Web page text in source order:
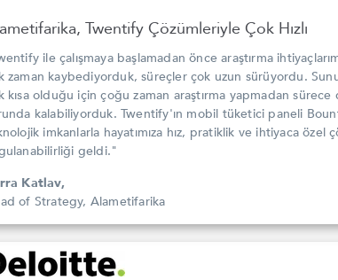
Twentify Çözümleriyle Çok Hızlı
ile çalışmaya başlamadan önce araştırma
zaman kaybediyorduk, süreçler çok uzun sürüyordu.
kısa olduğu için çoğu zaman araştırma yapmadan
kalabiliyorduk. Twentify'ın mobil tüketici paneli
imkanlarla hayatımıza hız, pratiklik ve ihtiyaca özel
geldi."
Katlav,
of Strategy, Alametifarika